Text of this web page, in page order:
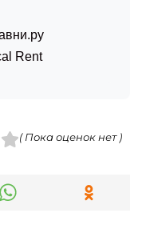
Rent
( Пока оценок нет )